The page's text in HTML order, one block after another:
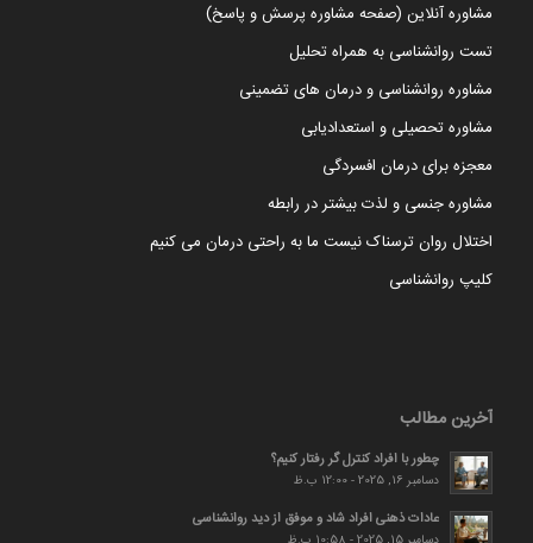
مشاوره آنلاین (صفحه مشاوره پرسش و پاسخ)
تست روانشناسی به همراه تحلیل
مشاوره روانشناسی و درمان های تضمینی
مشاوره تحصیلی و استعدادیابی
معجزه برای درمان افسردگی
مشاوره جنسی و لذت بیشتر در رابطه
اختلال روان ترسناک نیست ما به راحتی درمان می کنیم
کلیپ روانشناسی
آخرین مطالب
چطور با افراد کنترل گر رفتار کنیم؟
دسامبر 16, 2025 - 12:00 ب.ظ
عادات ذهنی افراد شاد و موفق از دید روانشناسی